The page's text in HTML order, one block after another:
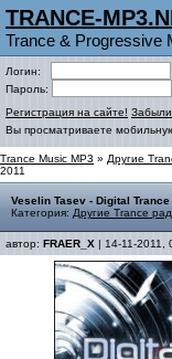
TRANCE-
Trance & Progressive
Логин:
Пароль:
Регистрация на сайте!
Вы просматриваете
Trance Music MP3 » Другие
2011
Veselin Tasev - Digital Trance
Категория: Другие Trance
автор: FRAER_X | 14-11-2011,